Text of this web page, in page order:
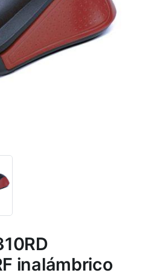
inalámbrico